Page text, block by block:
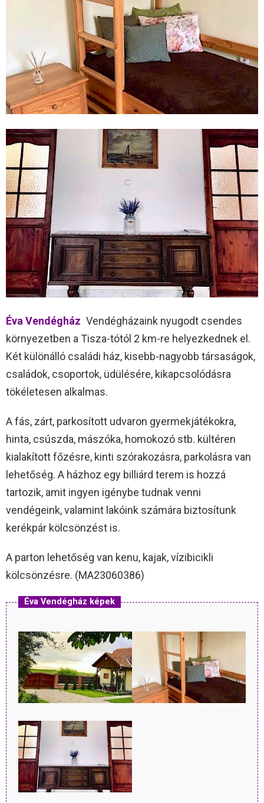
Éva Vendégház Vendégházaink nyugodt csendes
környezetben a Tisza-tótól 2 km-re helyezkednek el.
Két különálló családi ház, kisebb-nagyobb társaságok,
családok, csoportok, üdülésére, kikapcsolódásra
tökéletesen alkalmas.
A fás, zárt, parkosított udvaron gyermekjátékokra,
hinta, csúszda, mászóka, homokozó stb. kültéren
kialakított főzésre, kinti szórakozásra, parkolásra van
lehetőség. A házhoz egy billiárd terem is hozzá
tartozik, amit ingyen igénybe tudnak venni
vendégeink, valamint lakóink számára biztosítunk
kerékpár kölcsönzést is.
A parton lehetőség van kenu, kajak, vízibicikli
kölcsönzésre. (MA23060386)
Éva Vendégház képek